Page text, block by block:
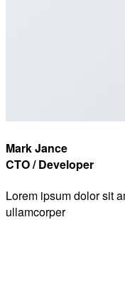
Mark Jance
CTO / Developer
Lorem ipsum dolor sit
ullamcorper